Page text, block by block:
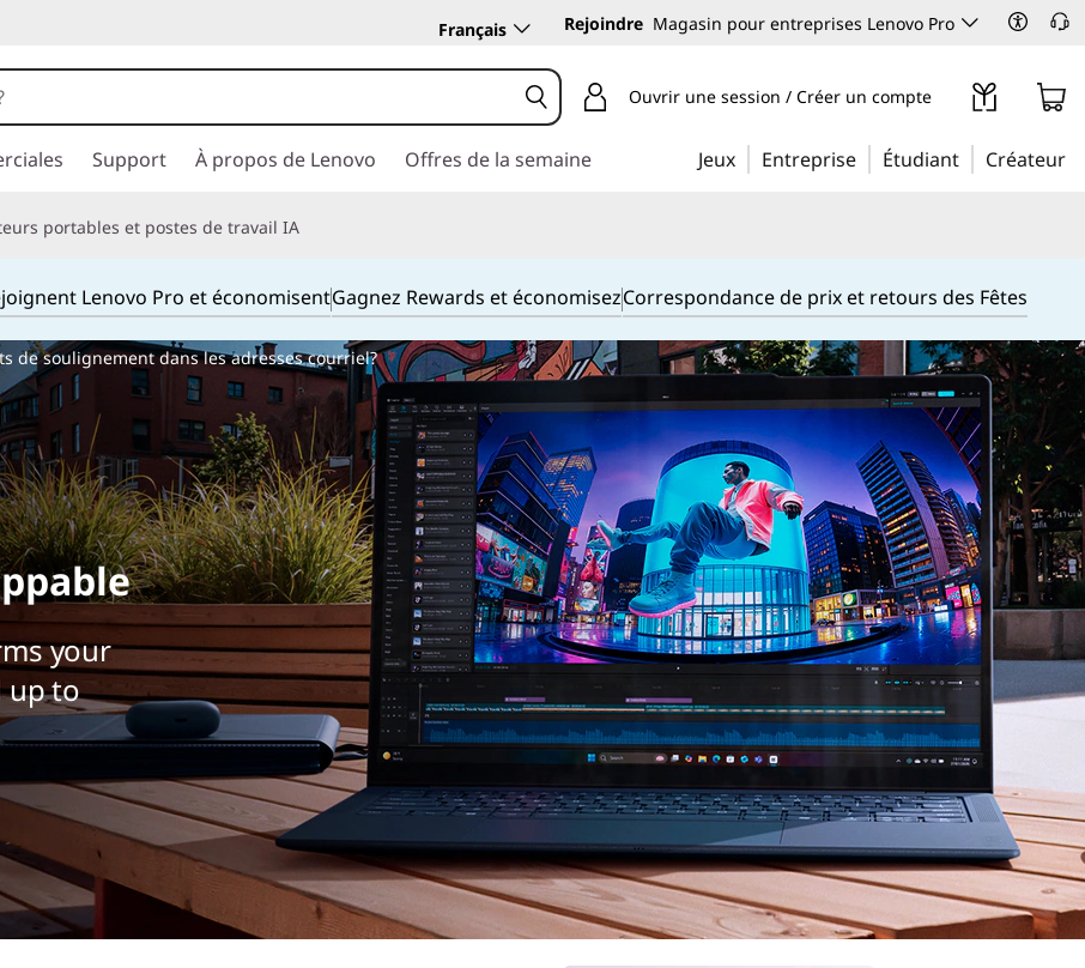
Français Rejoindre Magasin pour entreprises Lenovo Pro
Ouvrir une session / Créer un compte
Support À propos de Lenovo Offres de la semaine Jeux Entreprise Étudiant Créateur
portables et postes de travail IA
Lenovo Pro et économisentGagnez Rewards et économisezCorrespondance de prix et retours des Fêtes
de soulignement dans les adresses courriel?
your
up to